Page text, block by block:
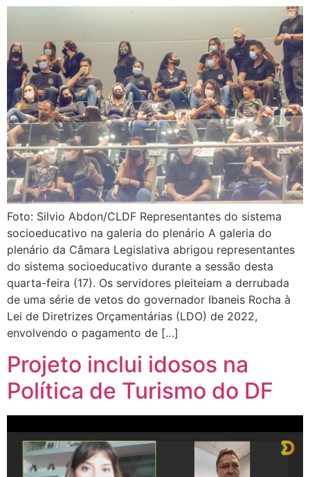
Foto: Silvio Abdon/CLDF Representantes do sistema
socioeducativo na galeria do plenário A galeria do
plenário da Câmara Legislativa abrigou representantes
do sistema socioeducativo durante a sessão desta
quarta-feira (17). Os servidores pleiteiam a derrubada
de uma série de vetos do governador Ibaneis Rocha à
Lei de Diretrizes Orçamentárias (LDO) de 2022,
envolvendo o pagamento de […]
Projeto inclui idosos na
Política de Turismo do DF